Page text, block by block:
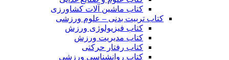
کتاب ماشین آلات کشاورزی
کتاب تربیت بدنی – علوم ورزشی
کتاب فیزیولوژی ورزش
کتاب مدیریت ورزش
کتاب رفتار حرکتی
کتاب روانشناسی ورزشی